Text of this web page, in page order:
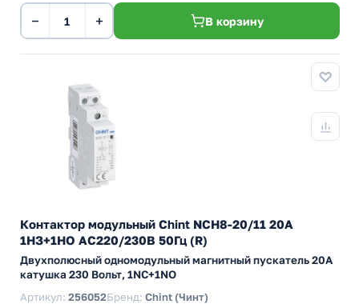
− + В корзину
Контактор модульный Chint NCH8-20/11 20A
1НЗ+1НО AC220/230В 50Гц (R)
Двухполюсный одномодульный магнитный пускатель 20А
катушка 230 Вольт, 1NC+1NO
Артикул: 256052Бренд: Chint (Чинт)